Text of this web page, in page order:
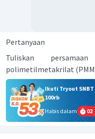
Pertanyaan
Tuliskan
polimetilmetakrilat
Ikuti Tryout
100rb
Habis dalam
02